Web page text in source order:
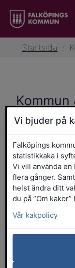
Startsida
Kommun
Vi bjuder på
Falköpings
statistikkaka i
Vi vill använda
flera gånger.
helst ändra ditt
du på ”Om
Vår kakpolicy